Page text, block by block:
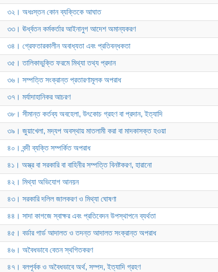
৩২। অধঃস্তন কোন ব্যক্তিকে আঘাত
৩৩। ঊর্ধ্বতন কর্মকর্তার আইনানুগ আদেশ অমান্যকরণ
৩৪। গ্রেফতারকালীন অবাধ্যতা এবং প্রতিবন্ধকতা
৩৫। তালিকাভুক্তি ফরমে মিথ্যা তথ্য প্রদান
৩৬। সম্পত্তি সংক্রান্ত প্রতারণামূলক অপরাধ
৩৭। মর্যাদাহানিকর আচরণ
৩৮। সীমান্ত কর্তব্য অবহেলা, উৎকোচ গ্রহণ বা প্রদান, ইত্যাদি
৩৯। জুয়াখেলা, মদ্যপ অবস্থায় মাতলামী করা বা মাদকাসক্ত হওয়া
৪০। বন্দী ব্যক্তি সম্পর্কিত অপরাধ
৪১। অস্ত্র বা সরকারি বা বাহিনীর সম্পত্তি বিনষ্টকরণ, হারানো
৪২। মিথ্যা অভিযোগ আনয়ন
৪৩। সরকারি দলিল জালকরণ ও মিথ্যা ঘোষণা
৪৪। সাদা কাগজে স্বাক্ষর এবং প্রতিবেদন উপস্থাপনে ব্যর্থতা
৪৫। বর্ডার গার্ড আদালত ও তদন্ত আদালত সংক্রান্ত অপরাধ
৪৬। অবৈধভাবে বেতন স্থগিতকরণ
৪৭। বলপূর্বক ও অবৈধভাবে অর্থ, সম্পদ, ইত্যাদি গ্রহণ